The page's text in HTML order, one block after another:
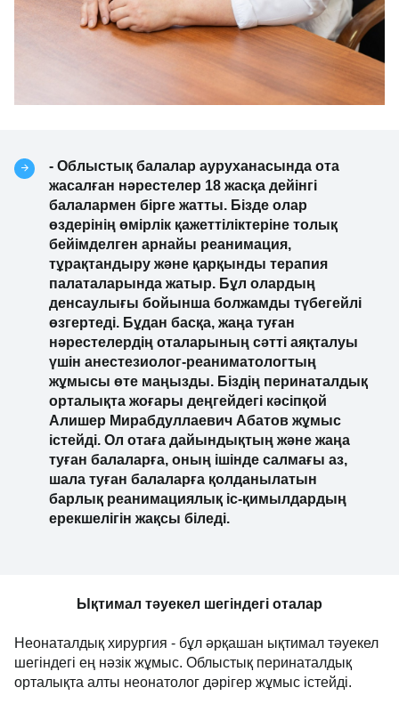
- Облыстық балалар ауруханасында ота
жасалған нәрестелер 18 жасқа дейінгі
балалармен бірге жатты. Бізде олар
өздерінің өмірлік қажеттіліктеріне толық
бейімделген арнайы реанимация,
тұрақтандыру және қарқынды терапия
палаталарында жатыр. Бұл олардың
денсаулығы бойынша болжамды түбегейлі
өзгертеді. Бұдан басқа, жаңа туған
нәрестелердің оталарының сәтті аяқталуы
үшін анестезиолог-реаниматологтың
жұмысы өте маңызды. Біздің перинаталдық
орталықта жоғары деңгейдегі кәсіпқой
Алишер Мирабдуллаевич Абатов жұмыс
істейді. Ол отаға дайындықтың және жаңа
Ықтимал тәуекел шегіндегі оталар